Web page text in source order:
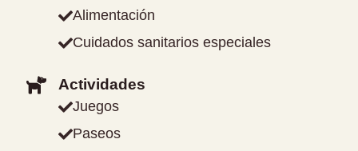
Alimentación
Cuidados sanitarios especiales
Actividades
Juegos
Paseos